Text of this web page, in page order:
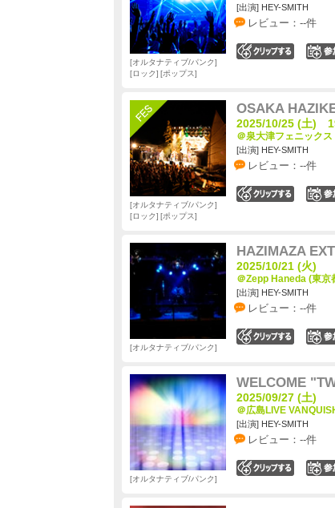
[出演] HEY-SMITH
レビュー：--件
オルタナティブ/パンク
ロック
ポップス
OSAKA
2025/10/25 (土)
＠泉大津フェニック
[出演] HEY-SMITH
レビュー：--件
オルタナティブ/パンク
ロック
ポップス
HAZIMAZA
2025/10/21 (火)
＠Zepp Haneda (東京
[出演] HEY-SMITH
レビュー：--件
オルタナティブ/パンク
WELCOME
2025/09/27 (土)
＠広島LIVE
[出演] HEY-SMITH
レビュー：--件
オルタナティブ/パンク